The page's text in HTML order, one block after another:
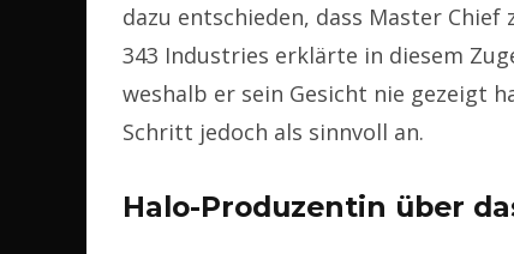
dazu entschieden, dass Master
343 Industries erklärte in diesem
weshalb er sein Gesicht nie gezeigt
Schritt jedoch als sinnvoll an.
Halo-Produzentin über